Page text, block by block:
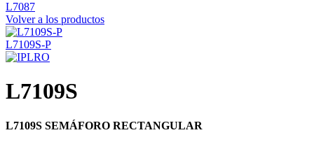
L7087
Volver a los productos
L7109S-P
L7109S
L7109S SEMÁFORO RECTANGULAR